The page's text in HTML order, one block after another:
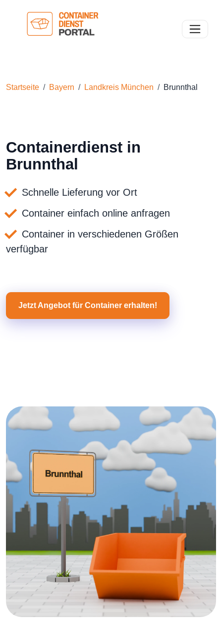
Toggle
Startseite Bayern Landkreis München Brunnthal
Containerdienst in
Brunnthal
Schnelle Lieferung vor Ort
Container einfach online anfragen
Container in verschiedenen Größen
verfügbar
Jetzt Angebot für Container erhalten!